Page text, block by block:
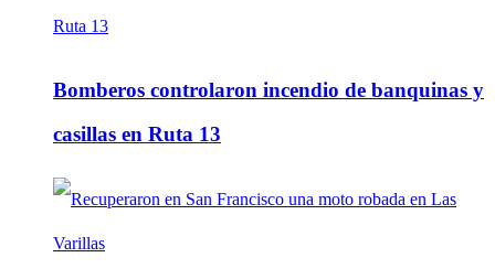
Bomberos controlaron incendio de banquinas y
casillas en Ruta 13